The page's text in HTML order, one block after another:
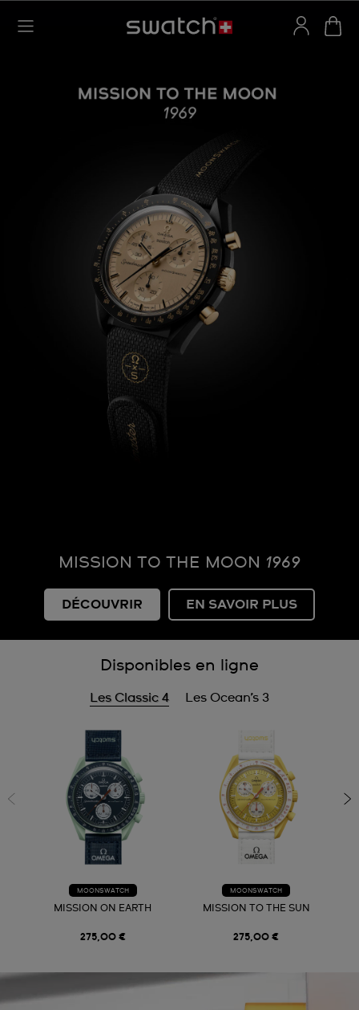
MISSION TO THE MOON 1969
DÉCOUVRIR EN SAVOIR PLUS
Disponibles en ligne
Les Classic 4 Les Ocean’s 3
MOONSWATCH
MISSION ON EARTH
275,00 €
MOONSWATCH
MISSION TO THE SUN
275,00 €